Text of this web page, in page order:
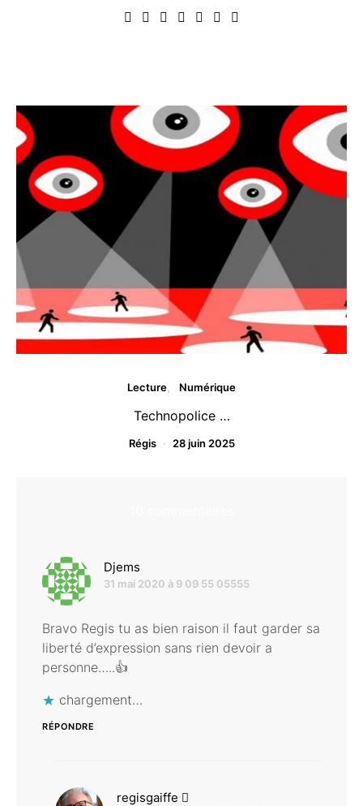
Lecture Numérique
Technopolice …
Régis 28 juin 2025
Djems
31 mai 2020 à 9 09 55 05555
Bravo Regis tu as bien raison il faut garder sa
liberté d’expression sans rien devoir a
personne…..👍
chargement…
RÉPONDRE
regisgaiffe